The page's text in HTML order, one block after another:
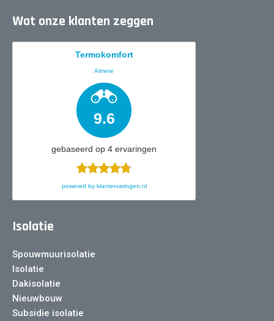
Wat onze klanten zeggen
Termokomfort
Almere
9.6
gebaseerd op 4 ervaringen
powered by klantervaringen.nl
Isolatie
Spouwmuurisolatie
Isolatie
Dakisolatie
Nieuwbouw
Subsidie isolatie